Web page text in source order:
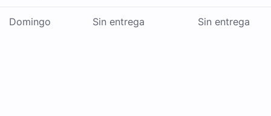
Domingo Sin entrega Sin entrega